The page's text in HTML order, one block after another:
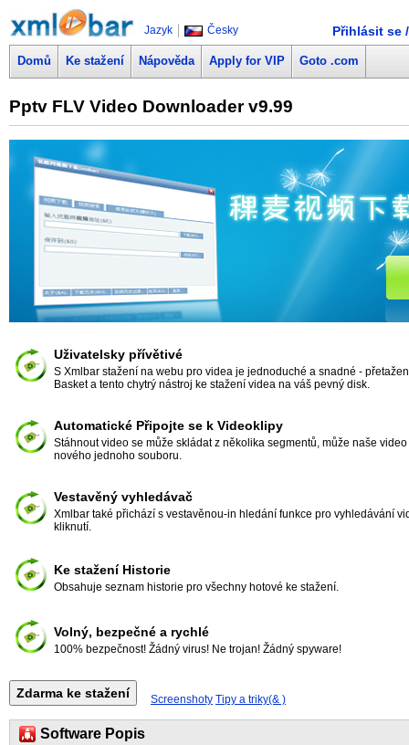
Jazyk Česky Přihlásit se
Domů Ke stažení Nápověda Apply for VIP Goto .com
Pptv FLV Video Downloader v9.99
Uživatelsky přívětivé
S Xmlbar stažení na webu pro videa je jednoduché a snadné -
Basket a tento chytrý nástroj ke stažení videa na váš pevný disk.
Automatické Připojte se k Videoklipy
Stáhnout video se může skládat z několika segmentů, může naše
nového jednoho souboru.
Vestavěný vyhledávač
Xmlbar také přichází s vestavěnou-in hledání funkce pro vyhledávání
kliknutí.
Ke stažení Historie
Obsahuje seznam historie pro všechny hotové ke stažení.
Volný, bezpečné a rychlé
100% bezpečnost! Žádný virus! Ne trojan! Žádný spyware!
Screenshoty Tipy a triky(& )
Software Popis